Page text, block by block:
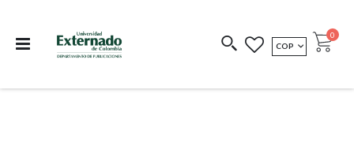
COEDICIONES REDIMIR CÓDIGO
MONEDA
COP Cart
0